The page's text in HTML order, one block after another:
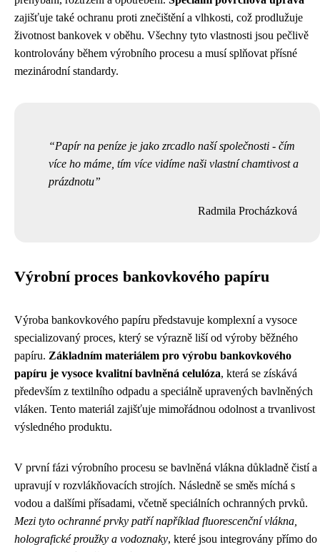
zajišťuje také ochranu proti znečištění a vlhkosti, což prodlužuje
životnost bankovek v oběhu. Všechny tyto vlastnosti jsou pečlivě
kontrolovány během výrobního procesu a musí splňovat přísné
mezinárodní standardy.
Papír na peníze je jako zrcadlo naší společnosti - čím
více ho máme, tím více vidíme naši vlastní chamtivost a
prázdnotu
Radmila Procházková
Výrobní proces bankovkového papíru
Výroba bankovkového papíru představuje komplexní a vysoce
specializovaný proces, který se výrazně liší od výroby běžného
papíru. Základním materiálem pro výrobu bankovkového
papíru je vysoce kvalitní bavlněná celulóza, která se získává
především z textilního odpadu a speciálně upravených bavlněných
vláken. Tento materiál zajišťuje mimořádnou odolnost a trvanlivost
výsledného produktu.
V první fázi výrobního procesu se bavlněná vlákna důkladně čistí a
upravují v rozvlákňovacích strojích. Následně se směs míchá s
vodou a dalšími přísadami, včetně speciálních ochranných prvků.
Mezi tyto ochranné prvky patří například fluorescenční vlákna,
holografické proužky a vodoznaky, které jsou integrovány přímo do